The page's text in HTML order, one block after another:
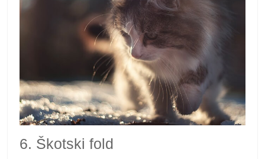
6. Škotski fold